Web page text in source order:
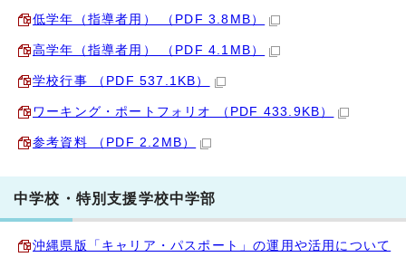
低学年（指導者用） （PDF 3.8MB）
高学年（指導者用） （PDF 4.1MB）
学校行事 （PDF 537.1KB）
ワーキング・ポートフォリオ （PDF 433.9KB）
参考資料 （PDF 2.2MB）
中学校・特別支援学校中学部
沖縄県版「キャリア・パスポート」の運用や活用について